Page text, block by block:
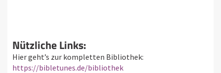
Nützliche Links:
Hier geht’s zur kompletten Bibliothek:
https://bibletunes.de/bibliothek